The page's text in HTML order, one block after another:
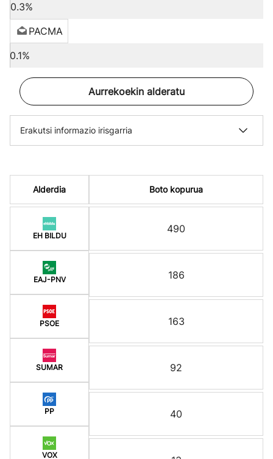
0.3%
PACMA
0.1%
Aurrekoekin alderatu
Erakutsi informazio irisgarria
Alderdia
EH BILDU
EAJ-PNV
PSOE
SUMAR
PP
VOX
Boto kopurua
490
186
163
92
40